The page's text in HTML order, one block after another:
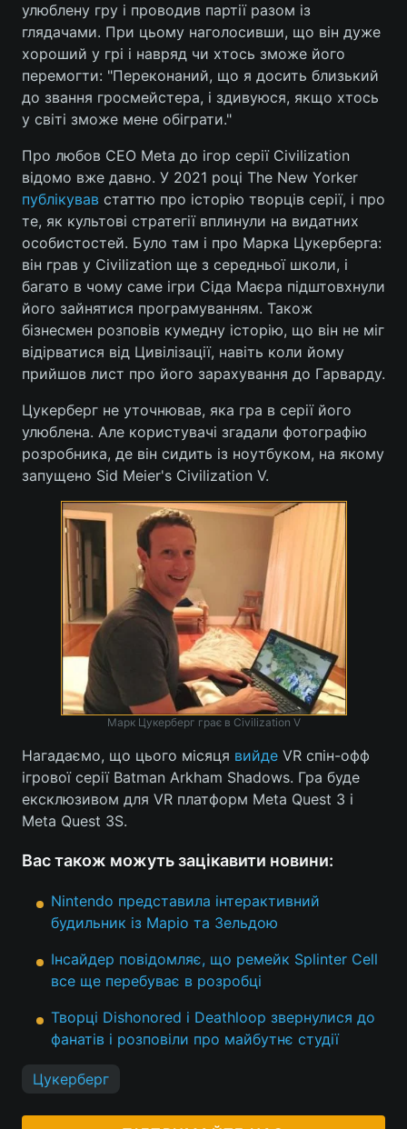
Здоров'я Туризм
Цікавинки Погода
Екологія Регіони
Лонгріди
Відео з Youtube Статті
Інтерв'ю Думки
Архів Вакансії
Контакти
Послуги
Тема оформлення
улюблену гру і проводив партії разом із
глядачами. При цьому наголосивши, що він дуже
хороший у грі і навряд чи хтось зможе його
перемогти: "Переконаний, що я досить близький
до звання гросмейстера, і здивуюся, якщо хтось
у світі зможе мене обіграти."
Про любов CEO Meta до ігор серії Civilization
відомо вже давно. У 2021 році The New Yorker
публікував статтю про історію творців серії, і про
те, як культові стратегії вплинули на видатних
особистостей. Було там і про Марка Цукерберга:
він грав у Civilization ще з середньої школи, і
багато в чому саме ігри Сіда Маєра підштовхнули
його зайнятися програмуванням. Також
бізнесмен розповів кумедну історію, що він не міг
відірватися від Цивілізації, навіть коли йому
прийшов лист про його зарахування до Гарварду.
Цукерберг не уточнював, яка гра в серії його
улюблена. Але користувачі згадали фотографію
розробника, де він сидить із ноутбуком, на якому
запущено Sid Meier's Civilization V.
Марк Цукерберг грає в Civilization V
Нагадаємо, що цього місяця вийде VR спін-офф
ігрової серії Batman Arkham Shadows. Гра буде
ексклюзивом для VR платформ Meta Quest 3 і
Meta Quest 3S.
Вас також можуть зацікавити новини:
Nintendo представила інтерактивний
будильник із Маріо та Зельдою
Інсайдер повідомляє, що ремейк Splinter Cell
все ще перебуває в розробці
Творці Dishonored і Deathloop звернулися до
фанатів і розповіли про майбутнє студії
Цукерберг